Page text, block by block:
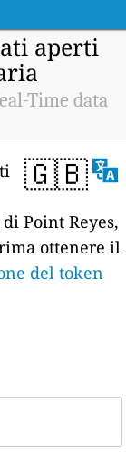
aperti
Time data
🇬🇧
Point Reyes,
ottenere il
del token